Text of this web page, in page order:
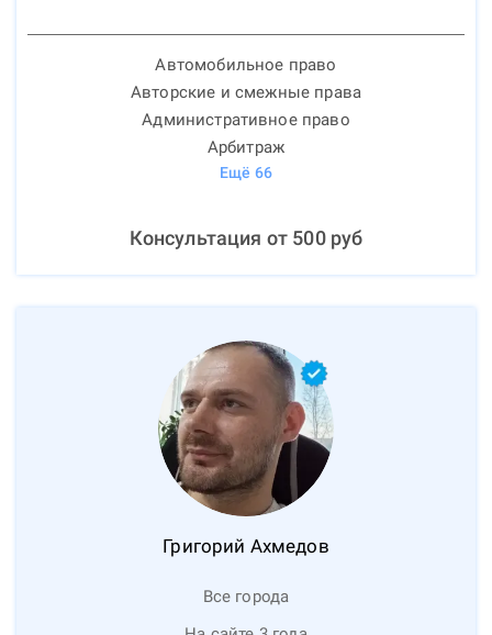
Автомобильное право
Авторские и смежные права
Административное право
Арбитраж
Ещё 66
Консультация от 500руб
Григорий Ахмедов
Все города